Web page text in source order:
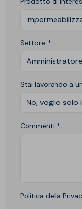
Settore
Stai lavorando a
No, voglio solo
Commenti
Politica della